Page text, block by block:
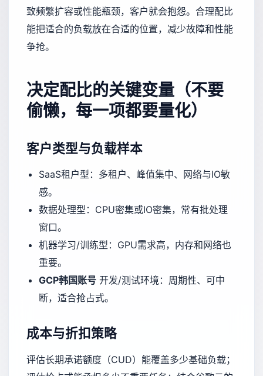
致频繁扩容或性能瓶颈，客户就会抱怨。合理配比
能把适合的负载放在合适的位置，减少故障和性能
争抢。
决定配比的关键变量（不要
偷懒，每一项都要量化）
客户类型与负载样本
SaaS租户型：多租户、峰值集中、网络与IO敏
感。
数据处理型：CPU密集或IO密集，常有批处理
窗口。
机器学习/训练型：GPU需求高，内存和网络也
重要。
GCP韩国账号开发/测试环境：周期性、可中
断，适合抢占式。
成本与折扣策略
评估长期承诺额度（CUD）能覆盖多少基础负载；